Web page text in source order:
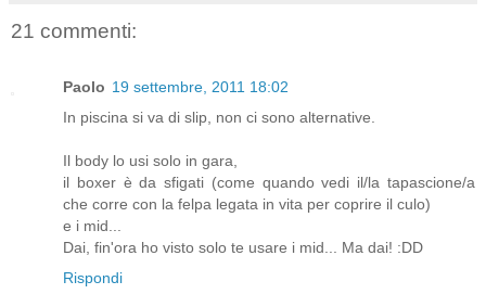
21 commenti:
Paolo 19 settembre, 2011 18:02
In piscina si va di slip, non ci sono alternative.
Il body lo usi solo in gara,
il boxer è da sfigati (come quando vedi il/la tapascione/a
che corre con la felpa legata in vita per coprire il culo)
e i mid...
Dai, fin'ora ho visto solo te usare i mid... Ma dai! :DD
Rispondi